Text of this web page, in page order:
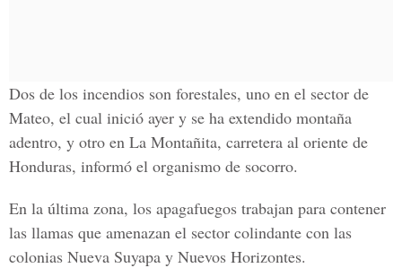
Dos de los incendios son forestales, uno en el sector de
Mateo, el cual inició ayer y se ha extendido montaña
adentro, y otro en La Montañita, carretera al oriente de
Honduras, informó el organismo de socorro.
En la última zona, los apagafuegos trabajan para contener
las llamas que amenazan el sector colindante con las
colonias Nueva Suyapa y Nuevos Horizontes.